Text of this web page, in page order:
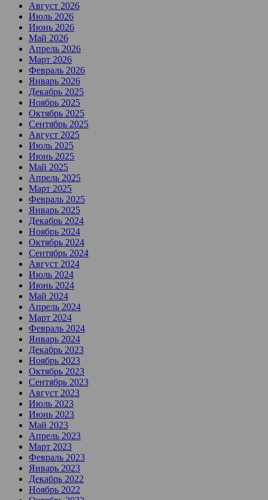
Август 2026
Июль 2026
Июнь 2026
Май 2026
Апрель 2026
Март 2026
Февраль 2026
Январь 2026
Декабрь 2025
Ноябрь 2025
Октябрь 2025
Сентябрь 2025
Август 2025
Июль 2025
Июнь 2025
Май 2025
Апрель 2025
Март 2025
Февраль 2025
Январь 2025
Декабрь 2024
Ноябрь 2024
Октябрь 2024
Сентябрь 2024
Август 2024
Июль 2024
Июнь 2024
Май 2024
Апрель 2024
Март 2024
Февраль 2024
Январь 2024
Декабрь 2023
Ноябрь 2023
Октябрь 2023
Сентябрь 2023
Август 2023
Июль 2023
Июнь 2023
Май 2023
Апрель 2023
Март 2023
Февраль 2023
Январь 2023
Декабрь 2022
Ноябрь 2022